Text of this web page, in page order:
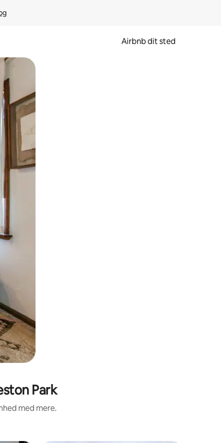
Airbnb dit sted
Park
med mere.